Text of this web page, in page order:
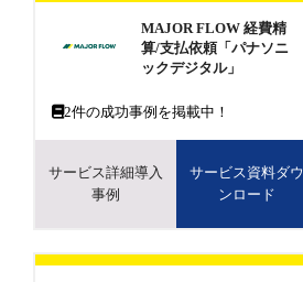
MAJOR FLOW 経費精
算/支払依頼「パナソニ
ックデジタル」
2件の成功事例を掲載中！
サービス詳細導入
事例
サービス資料ダウ
ンロード